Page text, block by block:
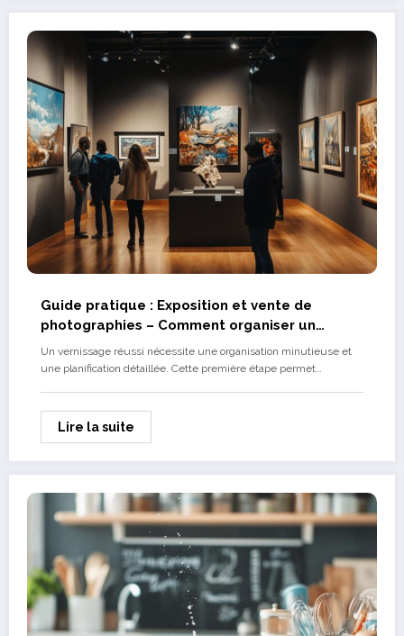
Guide pratique : Exposition et vente de
photographies – Comment organiser un
vernissage reussi
Un vernissage réussi nécessite une organisation minutieuse et
une planification détaillée. Cette première étape permet…
Lire la suite